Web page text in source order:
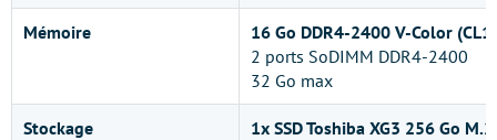
Mémoire
16 Go DDR4-2400 V-Color
2 ports SoDIMM DDR4-2400
32 Go max
Stockage 1x SSD Toshiba XG3 256 Go